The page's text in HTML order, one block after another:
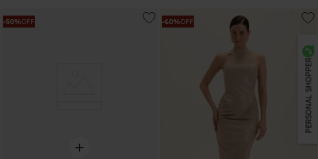
PERSONAL SHOPPER
-50%OFF -60%OFF